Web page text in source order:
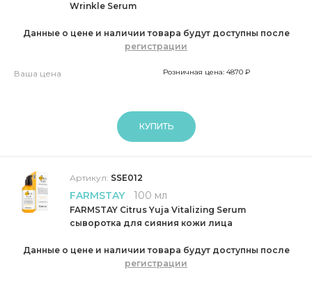
Wrinkle Serum
Данные о цене и наличии товара будут доступны после
регистрации
Ваша цена Розничная цена: 4870 ₽
КУПИТЬ
Артикул: SSE012
FARMSTAY 100 мл
FARMSTAY Citrus Yuja Vitalizing Serum
сыворотка для сияния кожи лица
Данные о цене и наличии товара будут доступны после
регистрации